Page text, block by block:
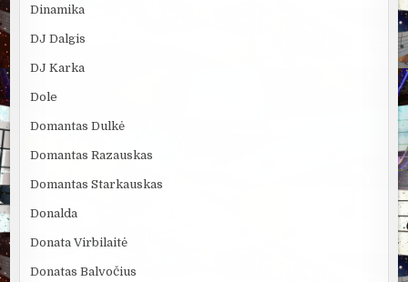
Dinamika
DJ Dalgis
DJ Karka
Dole
Domantas Dulkė
Domantas Razauskas
Domantas Starkauskas
Donalda
Donata Virbilaitė
Donatas Balvočius